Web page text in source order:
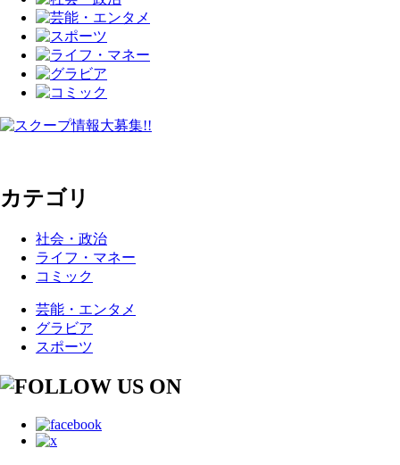
カテゴリ
社会・政治
ライフ・マネー
コミック
芸能・エンタメ
グラビア
スポーツ